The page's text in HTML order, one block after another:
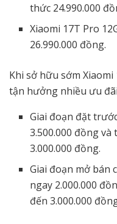
thức 24.990.000
Xiaomi 17T Pro
26.990.000 đồng.
Khi sở hữu sớm
tận hưởng nhiều ưu
Giai đoạn đặt
3.500.000 đồng
3.000.000 đồng.
Giai đoạn mở bán
ngay 2.000.000
đến 3.000.000